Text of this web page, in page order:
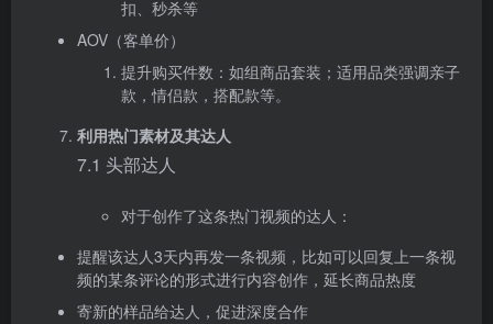
扣、秒杀等
AOV（客单价）
提升购买件数：如组商品套装；适用品类强调亲子
款，情侣款，搭配款等。
利用热门素材及其达人
7.1 头部达人
对于创作了这条热门视频的达人：
提醒该达人3天内再发一条视频，比如可以回复上一条视
频的某条评论的形式进行内容创作，延长商品热度
寄新的样品给达人，促进深度合作